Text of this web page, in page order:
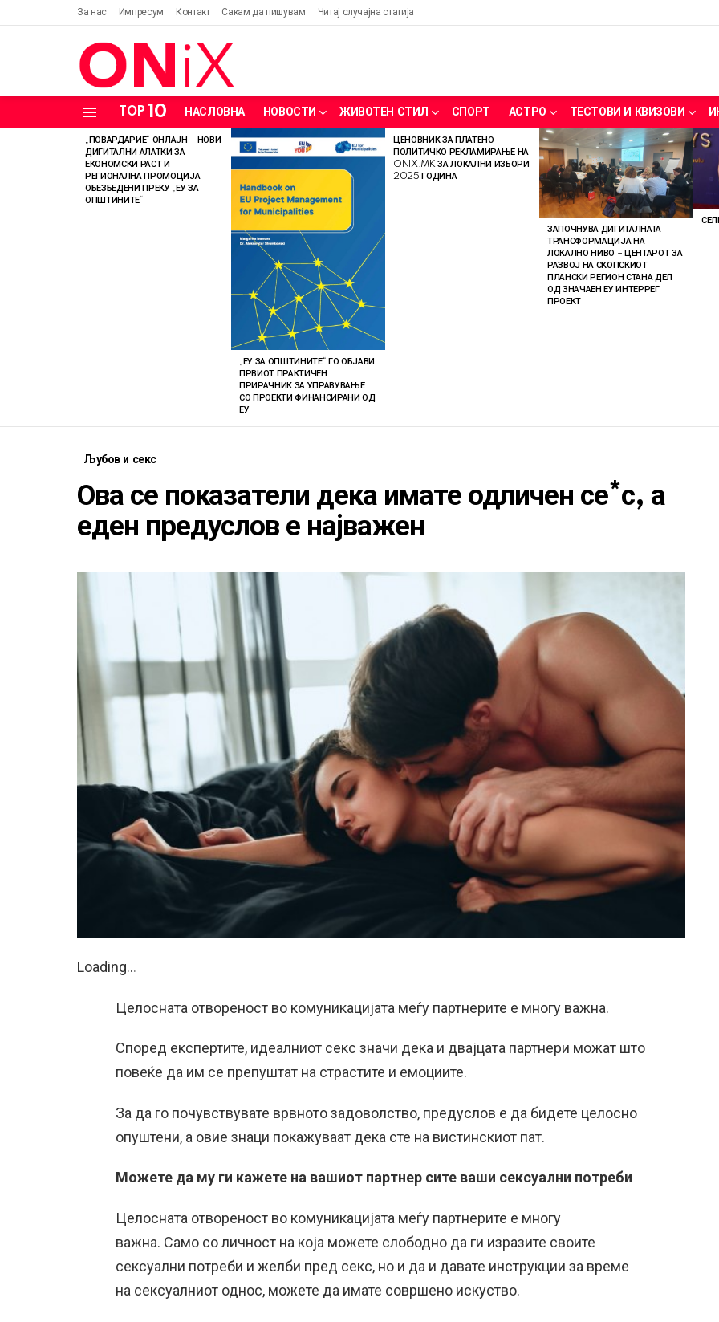
За нас Импресум Контакт Сакам да пишувам Читај случајна статија
TOP 10 НАСЛОВНА НОВОСТИ ЖИВОТЕН СТИЛ СПОРТ АСТРО ТЕСТОВИ И КВИЗОВИ
LATEST
STORIES
„ПОВАРДАРИЕ“ ОНЛАЈН – НОВИ
ДИГИТАЛНИ АЛАТКИ ЗА
ЕКОНОМСКИ РАСТ И
РЕГИОНАЛНА ПРОМОЦИЈА
ОБЕЗБЕДЕНИ ПРЕКУ „ЕУ ЗА
ОПШТИНИТЕ“
„ЕУ ЗА ОПШТИНИТЕ“ ГО ОБЈАВИ
ПРВИОТ ПРАКТИЧЕН
ПРИРАЧНИК ЗА УПРАВУВАЊЕ
СО ПРОЕКТИ ФИНАНСИРАНИ ОД
ЕУ
ЦЕНОВНИК ЗА ПЛАТЕНО
ПОЛИТИЧКО РЕКЛАМИРАЊЕ НА
ONIX.MK ЗА ЛОКАЛНИ ИЗБОРИ
2025 ГОДИНА
ЗАПОЧНУВА ДИГИТАЛНАТА
ТРАНСФОРМАЦИЈА НА
ЛОКАЛНО НИВО – ЦЕНТАРОТ ЗА
РАЗВОЈ НА СКОПСКИОТ
ПЛАНСКИ РЕГИОН СТАНА ДЕЛ
ОД ЗНАЧАЕН ЕУ ИНТЕРРЕГ
ПРОЕКТ
Љубов и секс
Ова се показатели дека имате одличен се*с, а
еден предуслов е најважен
Loading...
Целосната отвореност во комуникацијата меѓу партнерите е многу важна.
Според експертите, идеалниот секс значи дека и двајцата партнери можат што
повеќе да им се препуштат на страстите и емоциите.
За да го почувствувате врвното задоволство, предуслов е да бидете целосно
опуштени, а овие знаци покажуваат дека сте на вистинскиот пат.
Можете да му ги кажете на вашиот партнер сите ваши сексуални потреби
Целосната отвореност во комуникацијата меѓу партнерите е многу
важна. Само со личност на која можете слободно да ги изразите своите
сексуални потреби и желби пред секс, но и да и давате инструкции за време
на сексуалниот однос, можете да имате совршено искуство.